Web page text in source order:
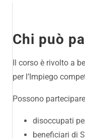
Chi può
Il corso è rivolto a
per l’Impiego
Possono
disoccupati
beneficiari di